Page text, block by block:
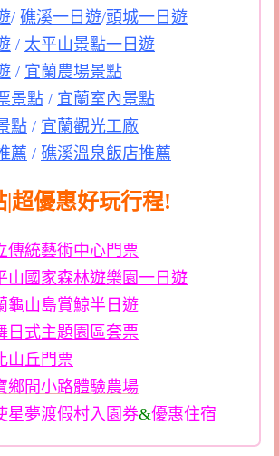
/ 礁溪一日遊/頭城一日遊
/ 太平山景點一日遊
/ 宜蘭農場景點
景點 / 宜蘭室內景點
點 / 宜蘭觀光工廠
薦 / 礁溪溫泉飯店推薦
|超優惠好玩行程!
傳統藝術中心門票
山國家森林遊樂園一日遊
龜山島賞鯨半日遊
日式主題園區套票
山丘門票
鄉間小路體驗農場
星夢渡假村入園券&優惠住宿